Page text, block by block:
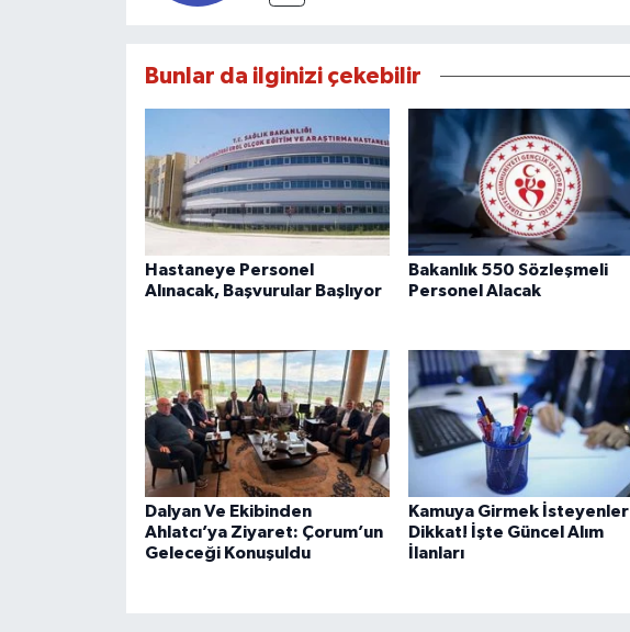
Bunlar da ilginizi çekebilir
Hastaneye Personel
Alınacak, Başvurular Başlıyor
Bakanlık 550 Sözleşmeli
Personel Alacak
Dalyan Ve Ekibinden
Ahlatcı’ya Ziyaret: Çorum’un
Geleceği Konuşuldu
Kamuya Girmek İsteyenler
Dikkat! İşte Güncel Alım
İlanları